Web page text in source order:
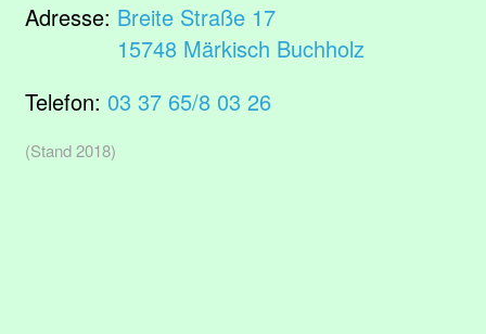
Adresse: Breite Straße 17
15748 Märkisch Buchholz
Telefon: 03 37 65/8 03 26
(Stand 2018)